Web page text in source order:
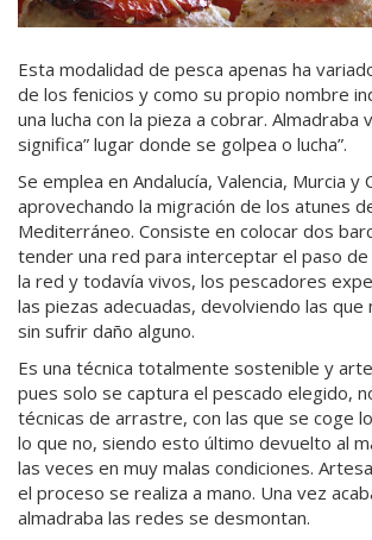
Esta modalidad de pesca apenas ha
de los fenicios y como su propio nombre
una lucha con la pieza a cobrar. Almadraba
significa” lugar donde se golpea o lucha”.
Se emplea en Andalucía, Valencia, Murcia y
aprovechando la migración de los atunes
Mediterráneo. Consiste en colocar dos
tender una red para interceptar el paso de
la red y todavía vivos, los pescadores
las piezas adecuadas, devolviendo las que
sin sufrir daño alguno.
Es una técnica totalmente sostenible y
pues solo se captura el pescado elegido,
técnicas de arrastre, con las que se coge
lo que no, siendo esto último devuelto al
las veces en muy malas condiciones.
el proceso se realiza a mano. Una vez
almadraba las redes se desmontan.